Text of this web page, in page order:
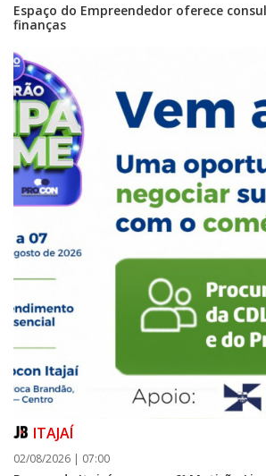
Espaço do Empreendedor oferece
finanças
ITAJAÍ
02/08/2026 | 07:00